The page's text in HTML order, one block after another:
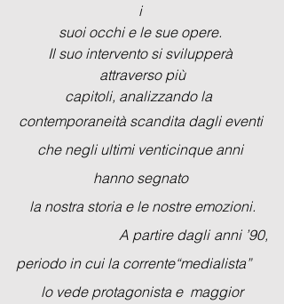
i
suoi occhi e le sue opere.
Il suo intervento si svilupperà
attraverso più
capitoli, analizzando la
contemporaneità scandita dagli eventi
che negli ultimi venticinque anni
hanno segnato
la nostra storia e le nostre emozioni.
periodo in cui la corrente“medialista”